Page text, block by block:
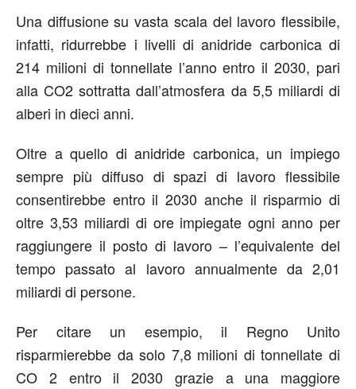
Una diffusione su vasta scala del lavoro flessibile,
infatti, ridurrebbe i livelli di anidride carbonica di
214 milioni di tonnellate l’anno entro il 2030, pari
alla CO2 sottratta dall’atmosfera da 5,5 miliardi di
alberi in dieci anni.
Oltre a quello di anidride carbonica, un impiego
sempre più diffuso di spazi di lavoro flessibile
consentirebbe entro il 2030 anche il risparmio di
oltre 3,53 miliardi di ore impiegate ogni anno per
raggiungere il posto di lavoro – l’equivalente del
tempo passato al lavoro annualmente da 2,01
miliardi di persone.
Per citare un esempio, il Regno Unito
risparmierebbe da solo 7,8 milioni di tonnellate di
CO 2 entro il 2030 grazie a una maggiore